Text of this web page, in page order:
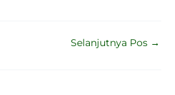
Selanjutnya Pos →